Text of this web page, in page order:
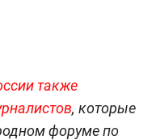
также
, которые
форуме по